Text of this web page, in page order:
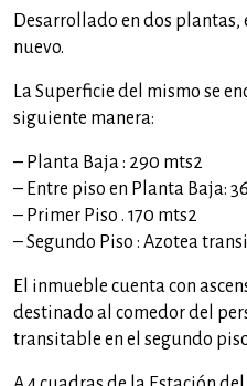
Desarrollado en dos
nuevo.
La Superficie del mismo se
siguiente manera:
– Planta Baja : 290 mts2
– Entre piso en Planta Baja:
– Primer Piso . 170 mts2
– Segundo Piso : Azotea
El inmueble cuenta con
destinado al comedor del
transitable en el segundo